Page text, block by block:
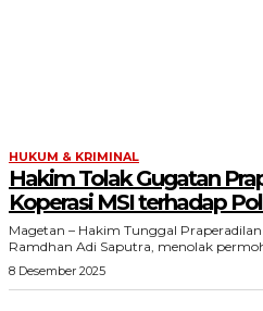
HUKUM & KRIMINAL
Hakim Tolak Gugatan
Koperasi MSI terhadap
Magetan – Hakim Tunggal
Ramdhan Adi Saputra, menolak
8 Desember 2025